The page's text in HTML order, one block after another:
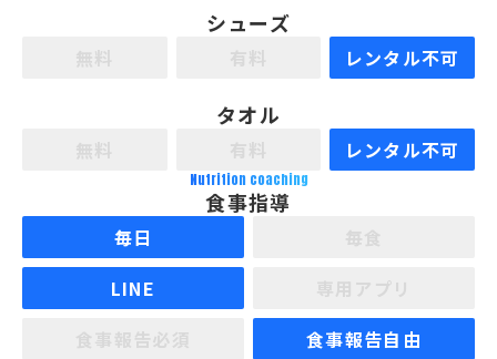
シューズ
レンタル不可
タオル
レンタル不可
Nutrition coaching
食事指導
毎日
LINE
食事報告自由